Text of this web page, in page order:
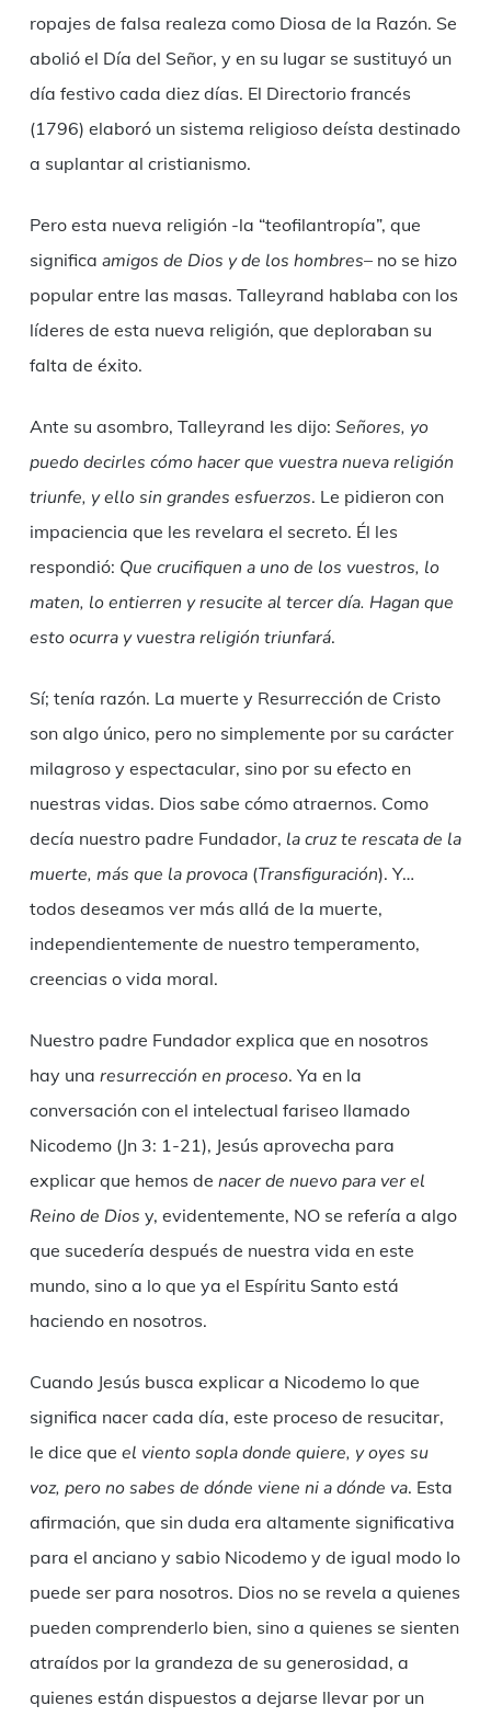
ropajes de falsa realeza como Diosa de la Razón. Se
abolió el Día del Señor, y en su lugar se sustituyó un
día festivo cada diez días. El Directorio francés
(1796) elaboró un sistema religioso deísta destinado
a suplantar al cristianismo.
Pero esta nueva religión -la “teofilantropía”, que
significa amigos de Dios y de los hombres– no se hizo
popular entre las masas. Talleyrand hablaba con los
líderes de esta nueva religión, que deploraban su
falta de éxito.
Ante su asombro, Talleyrand les dijo: Señores, yo
puedo decirles cómo hacer que vuestra nueva religión
triunfe, y ello sin grandes esfuerzos. Le pidieron con
impaciencia que les revelara el secreto. Él les
respondió: Que crucifiquen a uno de los vuestros, lo
maten, lo entierren y resucite al tercer día. Hagan que
esto ocurra y vuestra religión triunfará.
Sí; tenía razón. La muerte y Resurrección de Cristo
son algo único, pero no simplemente por su carácter
milagroso y espectacular, sino por su efecto en
nuestras vidas. Dios sabe cómo atraernos. Como
decía nuestro padre Fundador, la cruz te rescata de la
muerte, más que la provoca(Transfiguración). Y…
todos deseamos ver más allá de la muerte,
independientemente de nuestro temperamento,
creencias o vida moral.
Nuestro padre Fundador explica que en nosotros
hay una resurrección en proceso. Ya en la
conversación con el intelectual fariseo llamado
Nicodemo (Jn 3: 1-21), Jesús aprovecha para
explicar que hemos de nacer de nuevo para ver el
Reino de Dios y, evidentemente, NO se refería a algo
que sucedería después de nuestra vida en este
mundo, sino a lo que ya el Espíritu Santo está
haciendo en nosotros.
Cuando Jesús busca explicar a Nicodemo lo que
significa nacer cada día, este proceso de resucitar,
le dice que el viento sopla donde quiere, y oyes su
voz, pero no sabes de dónde viene ni a dónde va. Esta
afirmación, que sin duda era altamente significativa
para el anciano y sabio Nicodemo y de igual modo lo
puede ser para nosotros. Dios no se revela a quienes
pueden comprenderlo bien, sino a quienes se sienten
atraídos por la grandeza de su generosidad, a
quienes están dispuestos a dejarse llevar por un